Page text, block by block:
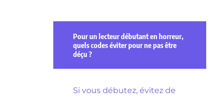
Pour un lecteur débutant en horreur,
quels codes éviter pour ne pas être
déçu ?
Si vous débutez, évitez de